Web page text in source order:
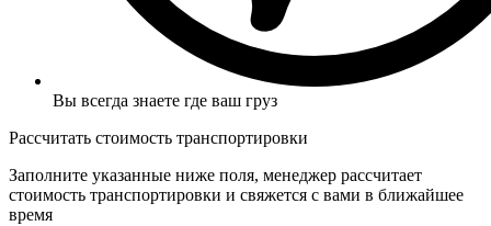
Вы всегда знаете где ваш груз
Рассчитать стоимость транспортировки
Заполните указанные ниже поля, менеджер рассчитает
стоимость транспортировки и свяжется с вами в ближайшее
время